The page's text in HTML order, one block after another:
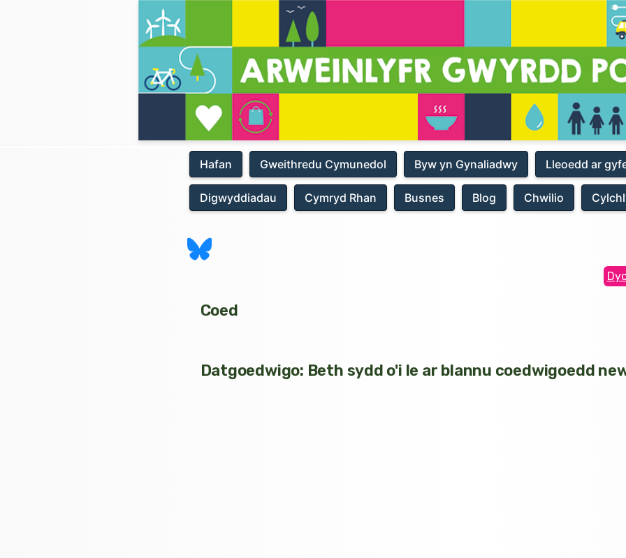
Hafan Gweithredu Cymunedol Byw yn Gynaliadwy Lleoedd ar
Digwyddiadau Cymryd Rhan Busnes Blog Chwilio
Coed
Datgoedwigo: Beth sydd o'i le ar blannu coedwigoedd